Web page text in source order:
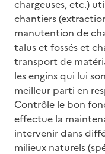
chargeuses, etc.)
chantiers
manutention de
talus et fossés et
transport de
les engins qui lui
meilleur parti en
Contrôle le bon
effectue la
intervenir dans
milieux naturels